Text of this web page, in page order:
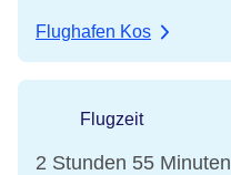
Flughafen Kos
Flugzeit
2 Stunden 55 Minuten